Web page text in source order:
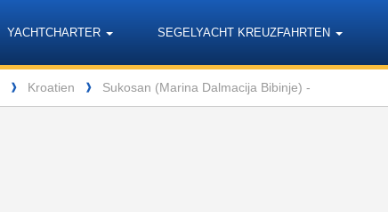
YACHTCHARTER SEGELYACHT KREUZFAHRTEN
❱ Kroatien ❱ Sukosan (Marina Dalmacija Bibinje) -